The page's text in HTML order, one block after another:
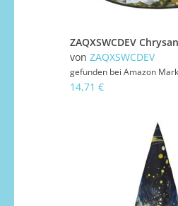
von ZAQXSWCDEV
gefunden bei Amazon
14,71 €